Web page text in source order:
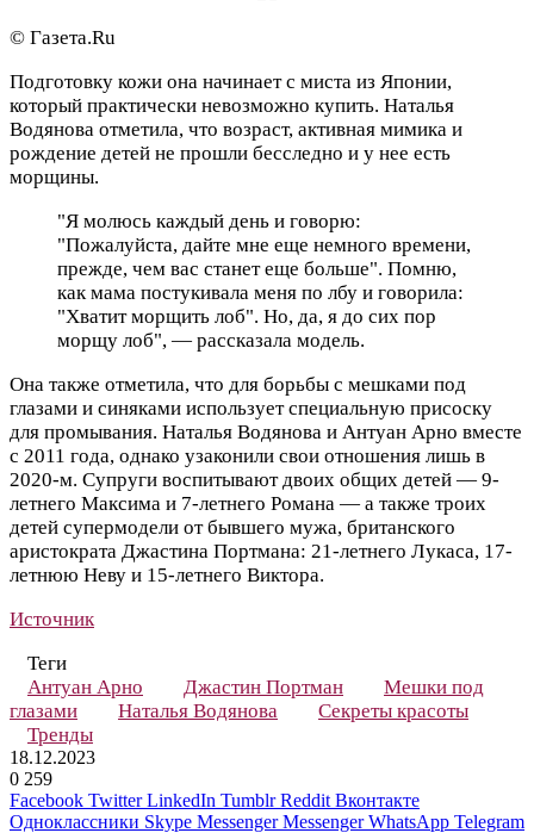
© Газета.Ru
Подготовку кожи она начинает с миста из Японии,
который практически невозможно купить. Наталья
Водянова отметила, что возраст, активная мимика и
рождение детей не прошли бесследно и у нее есть
морщины.
"Я молюсь каждый день и говорю:
"Пожалуйста, дайте мне еще немного времени,
прежде, чем вас станет еще больше". Помню,
как мама постукивала меня по лбу и говорила:
"Хватит морщить лоб". Но, да, я до сих пор
морщу лоб", — рассказала модель.
Она также отметила, что для борьбы с мешками под
глазами и синяками использует специальную присоску
для промывания. Наталья Водянова и Антуан Арно вместе
с 2011 года, однако узаконили свои отношения лишь в
2020-м. Супруги воспитывают двоих общих детей — 9-
летнего Максима и 7-летнего Романа — а также троих
детей супермодели от бывшего мужа, британского
аристократа Джастина Портмана: 21-летнего Лукаса, 17-
летнюю Неву и 15-летнего Виктора.
Источник
Теги
Антуан Арно
Джастин Портман
Мешки под
глазами
Наталья Водянова
Секреты красоты
Тренды
18.12.2023
0 259
Facebook Twitter LinkedIn Tumblr Reddit Вконтакте
Одноклассники Skype Messenger Messenger WhatsApp Telegram